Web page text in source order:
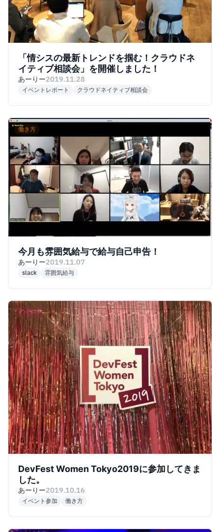
「情シスの最新トレンドを掴む！クラウドネ
イティブ相談会」を開催しました！
あーりー2019.11.28
イベントレポート クラウドネイティブ相談会
働き方
今月も雰囲気給与で給与自己申告！
あーりー2019.11.07
slack 雰囲気給与
イベント
DevFest Women Tokyo2019に参加してきま
した。
あーりー2019.10.16
イベント参加 働き方